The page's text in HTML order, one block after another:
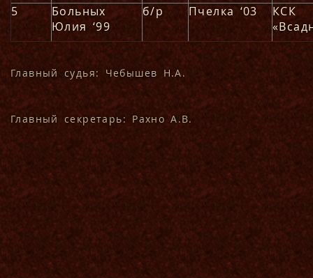
5
Больных
Юлия ‘99
б/р Пчелка ‘03
КСК
Главный судья: Чебышев Н.А.
Главный секретарь: Рахно А.В.